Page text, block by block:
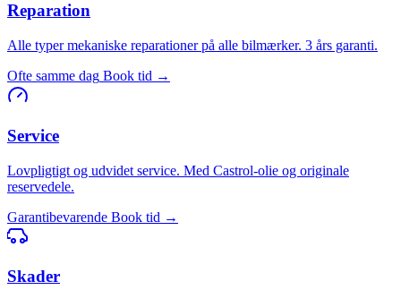
Reparation
Alle typer mekaniske reparationer på alle bilmærker. 3 års garanti.
Ofte samme dag Book tid →
Service
Lovpligtigt og udvidet service. Med Castrol-olie og originale
reservedele.
Garantibevarende Book tid →
Skader